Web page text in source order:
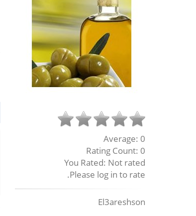
Average: 0
Rating Count: 0
You Rated: Not rated
Please log in to rate.
El3areshson